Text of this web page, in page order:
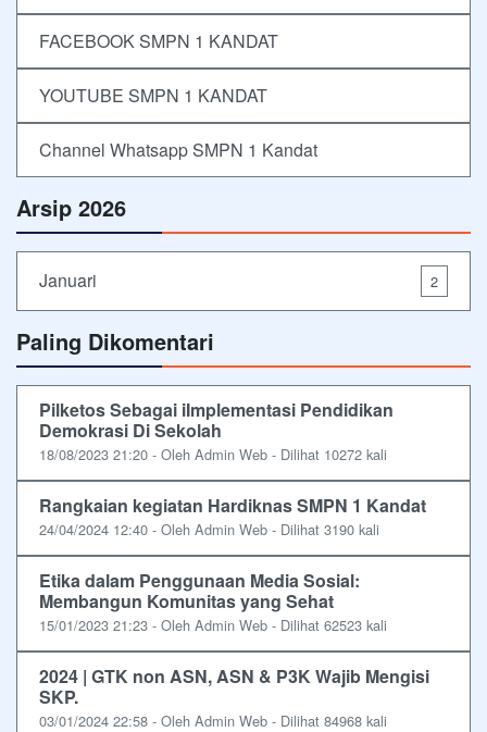
FACEBOOK SMPN 1 KANDAT
YOUTUBE SMPN 1 KANDAT
Channel Whatsapp SMPN 1 Kandat
Arsip 2026
Januari 2
Paling Dikomentari
Pilketos Sebagai iImplementasi Pendidikan
Demokrasi Di Sekolah
18/08/2023 21:20 - Oleh Admin Web - Dilihat 10272 kali
Rangkaian kegiatan Hardiknas SMPN 1 Kandat
24/04/2024 12:40 - Oleh Admin Web - Dilihat 3190 kali
Etika dalam Penggunaan Media Sosial:
Membangun Komunitas yang Sehat
15/01/2023 21:23 - Oleh Admin Web - Dilihat 62523 kali
2024 | GTK non ASN, ASN & P3K Wajib Mengisi
SKP.
03/01/2024 22:58 - Oleh Admin Web - Dilihat 84968 kali